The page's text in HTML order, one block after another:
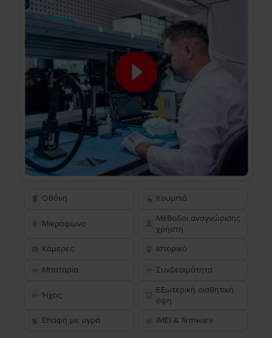
Οθόνη Κουμπιά
Μικρόφωνο
Μέθοδοι αναγνώρισης
χρήστη
Κάμερες
Ιστορικό
Μπαταρία Συνδεσιμότητα
Ήχος
Εξωτερική αισθητική
όψη
Επαφή με υγρά
IMEI & firmware